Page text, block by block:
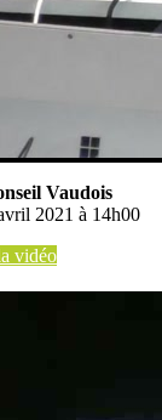
Vaudois
2021 à 14h00
vidéo